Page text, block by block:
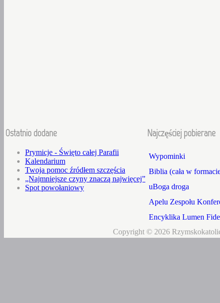
Ostatnio dodane
Prymicje - Święto całej Parafii
Kalendarium
Twoja pomoc źródłem szczęścia
„Najmniejsze czyny znaczą najwięcej”
Spot powołaniowy
Najczęściej pobierane
Wypominki
Biblia (cała w
uBoga droga
Apelu Zespołu
Encyklika Lumen
Copyright © 2026